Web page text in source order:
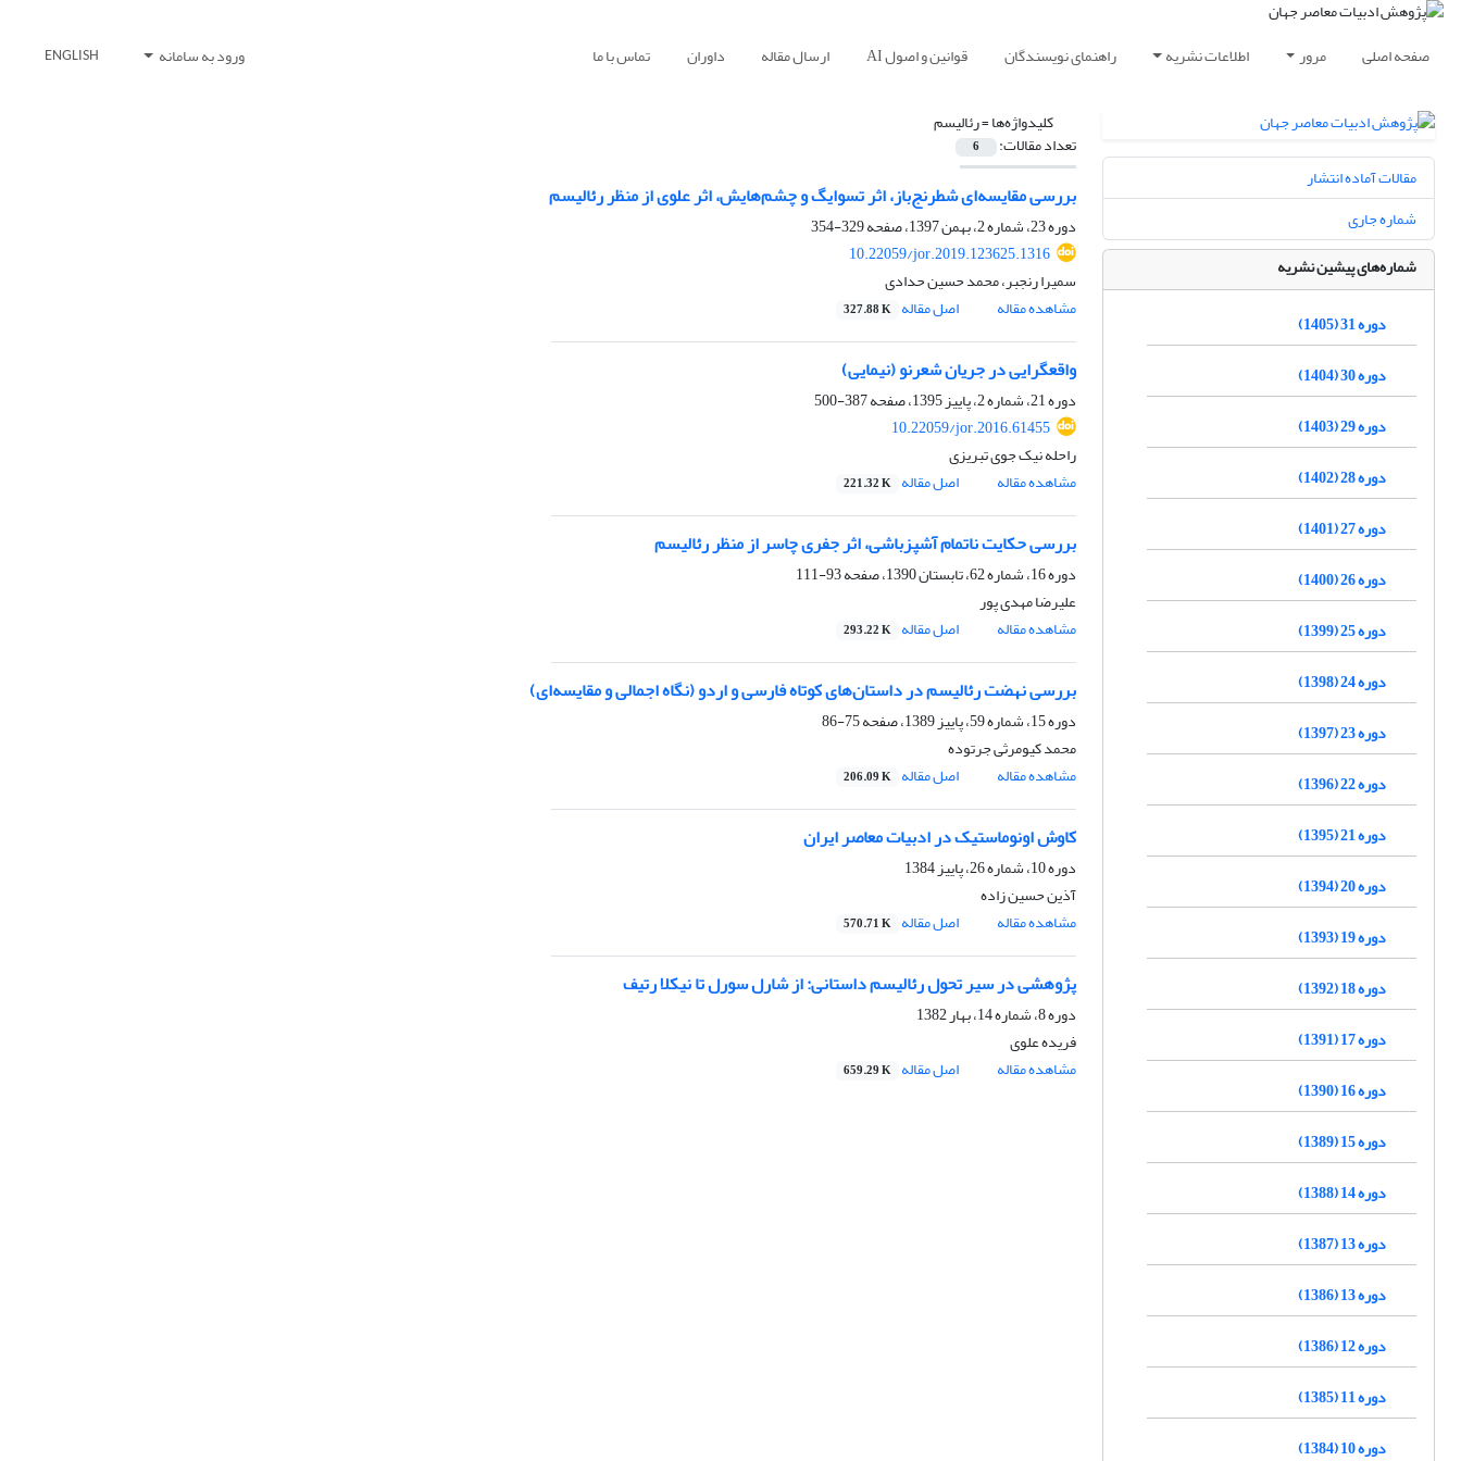
صفحه اصلی مرور اطلاعات نشریه راهنمای نویسندگان قوانین و اصول AI ارسال مقاله داوران تماس با ما ورود به سامانه ENGLISH
کلیدواژه‌ها =رئالیسم
تعداد مقالات: 6
بررسی مقایسه‌ای شطرنج‌باز، اثر تسوایگ و چشم‌هایش، اثر علوی از منظر رئالیسم
دوره 23، شماره 2، بهمن 1397، صفحه
329-354
10.22059/jor.2019.123625.1316
سمیرا رنجبر، محمد حسین حدادی
مشاهده مقاله
اصل مقاله 327.88 K
واقعگرایی در جریان شعرنو (نیمایی)
دوره 21، شماره 2، پاییز 1395، صفحه
387-500
10.22059/jor.2016.61455
راحله نیک جوی تبریزی
مشاهده مقاله
اصل مقاله 221.32 K
بررسی حکایت ناتمام آشپزباشی، اثر جفری چاسر از منظر رئالیسم
دوره 16، شماره 62، تابستان 1390، صفحه
93-111
علیرضا مهدی پور
مشاهده مقاله
اصل مقاله 293.22 K
بررسی نهضت رئالیسم در داستان‌های کوتاه فارسی و اردو (نگاه اجمالی و مقایسه‌ای)
دوره 15، شماره 59، پاییز 1389، صفحه
75-86
محمد کیومرثی جرتوده
مشاهده مقاله
اصل مقاله 206.09 K
کاوش اونوماستیک در ادبیات معاصر ایران
دوره 10، شماره 26، پاییز 1384
آذین حسین زاده
مشاهده مقاله
اصل مقاله 570.71 K
پژوهشی در سیر تحول رئالیسم داستانی: از شارل سورل تا نیکلا رتیف
دوره 8، شماره 14، بهار 1382
فریده علوى
مشاهده مقاله
اصل مقاله 659.29 K
مقالات آماده انتشار
شماره جاری
شماره‌های پیشین نشریه
دوره 31 (1405)
دوره 30 (1404)
دوره 29 (1403)
دوره 28 (1402)
دوره 27 (1401)
دوره 26 (1400)
دوره 25 (1399)
دوره 24 (1398)
دوره 23 (1397)
دوره 22 (1396)
دوره 21 (1395)
دوره 20 (1394)
دوره 19 (1393)
دوره 18 (1392)
دوره 17 (1391)
دوره 16 (1390)
دوره 15 (1389)
دوره 14 (1388)
دوره 13 (1387)
دوره 13 (1386)
دوره 12 (1386)
دوره 11 (1385)
دوره 10 (1384)